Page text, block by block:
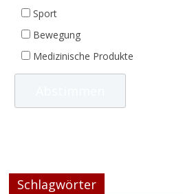
Sport
Bewegung
Medizinische Produkte
Schlagwörter